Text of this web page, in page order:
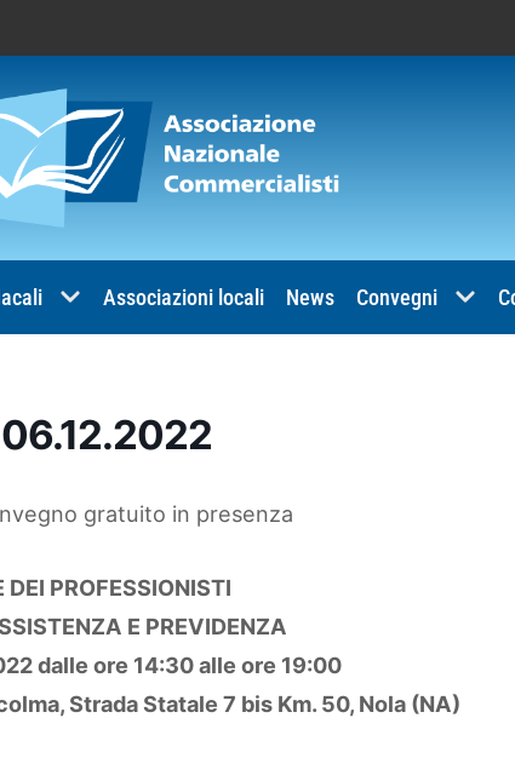
Associazioni locali News Convegni
gratuito in presenza
DEI PROFESSIONISTI
E PREVIDENZA
dalle ore 14:30 alle ore 19:00
Strada Statale 7 bis Km. 50, Nola (NA)